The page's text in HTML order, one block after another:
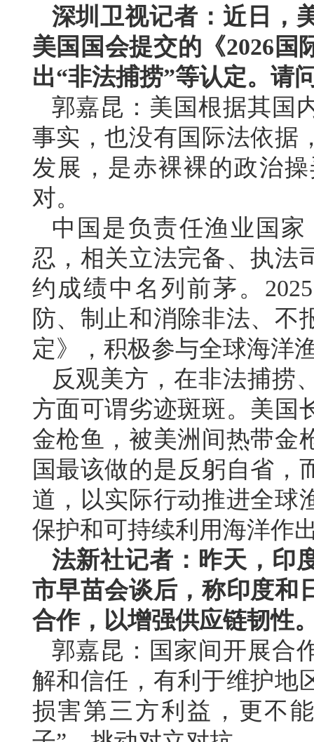
深圳卫视记者：近日，
美国国会提交的《2026
出“非法捕捞”等认定。请
郭嘉昆：美国根据其国
事实，也没有国际法依据
发展，是赤裸裸的政治
对。
中国是负责任渔业国
忍，相关立法完备、执法
约成绩中名列前茅。
防、制止和消除非法、不
定》，积极参与全球海洋
反观美方，在非法捕捞
方面可谓劣迹斑斑。美国
金枪鱼，被美洲间热带金
国最该做的是反躬自省，
道，以实际行动推进全球
保护和可持续利用海洋作
法新社记者：昨天，印
市早苗会谈后，称印度和
合作，以增强供应链韧性
郭嘉昆：国家间开展合
解和信任，有利于维护地
损害第三方利益，更不